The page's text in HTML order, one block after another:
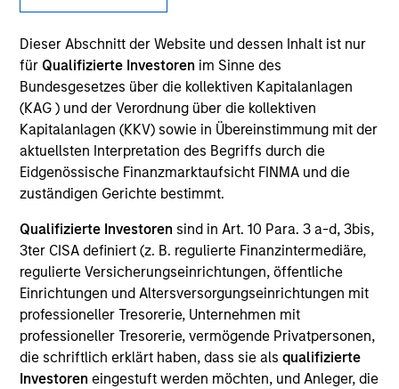
Dieser Abschnitt der Website und dessen Inhalt ist nur
für Qualifizierte Investoren im Sinne des
Bundesgesetzes über die kollektiven Kapitalanlagen
(KAG ) und der Verordnung über die kollektiven
Kapitalanlagen (KKV) sowie in Übereinstimmung mit der
aktuellsten Interpretation des Begriffs durch die
Eidgenössische Finanzmarktaufsicht FINMA und die
zuständigen Gerichte bestimmt.
Qualifizierte Investoren sind in Art. 10 Para. 3 a-d, 3bis,
3ter CISA definiert (z. B. regulierte Finanzintermediäre,
regulierte Versicherungseinrichtungen, öffentliche
Einrichtungen und Altersversorgungseinrichtungen mit
professioneller Tresorerie, Unternehmen mit
professioneller Tresorerie, vermögende Privatpersonen,
die schriftlich erklärt haben, dass sie alsqualifizierte
Investoren eingestuft werden möchten, und Anleger, die
Quick Facts
Benchmark
MSCI Emerging Markets Net Index
Insights
Overview
TheGlobal Emerging Markets Equity Strategyis a
diversified, core portfolio of 70-90 stocks with a quality
growth bias. Drawing on our 35+ year experience of
investing in emerging markets (EM), we take an active
approach focusing on identifying quality growth
companies in attractive countries. The team applies an
integrated top-down and bottom-up investment process,